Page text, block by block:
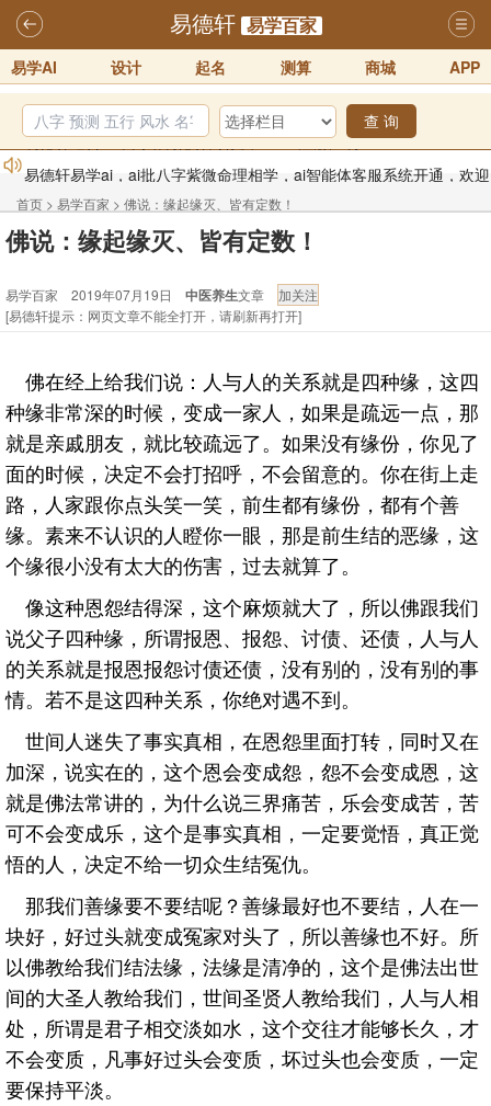
易德轩 易学百家
易学AI 设计 起名 测算 商城 APP
查 询
易德轩易学ai，ai批八字紫微命理相学，ai智能体客服系统开通，欢迎
体验！！
2025-07-01
易德轩网重构及升能完成，欢迎大家来体验新程序及感觉！！
2026年化太岁锦囊属马、鼠、牛、龙、兔、狗、鸡生肖化太岁开始预
订！！
2025-10-01
易德轩首席风水大师铁笔居士简介！！
2021-9-2
易德轩通告：本网站易德轩商标及LOGO注册声明
2021-9-7
首页 > 易学百家 > 佛说：缘起缘灭、皆有定数！
佛说：缘起缘灭、皆有定数！
易学百家 2019年07月19日 中医养生文章
[易德轩提示：网页文章不能全打开，请刷新再打开]
佛在经上给我们说：人与人的关系就是四种缘，这四
种缘非常深的时候，变成一家人，如果是疏远一点，那
就是亲戚朋友，就比较疏远了。如果没有缘份，你见了
面的时候，决定不会打招呼，不会留意的。你在街上走
路，人家跟你点头笑一笑，前生都有缘份，都有个善
缘。素来不认识的人瞪你一眼，那是前生结的恶缘，这
个缘很小没有太大的伤害，过去就算了。
像这种恩怨结得深，这个麻烦就大了，所以佛跟我们
说父子四种缘，所谓报恩、报怨、讨债、还债，人与人
的关系就是报恩报怨讨债还债，没有别的，没有别的事
情。若不是这四种关系，你绝对遇不到。
世间人迷失了事实真相，在恩怨里面打转，同时又在
加深，说实在的，这个恩会变成怨，怨不会变成恩，这
就是佛法常讲的，为什么说三界痛苦，乐会变成苦，苦
可不会变成乐，这个是事实真相，一定要觉悟，真正觉
悟的人，决定不给一切众生结冤仇。
那我们善缘要不要结呢？善缘最好也不要结，人在一
块好，好过头就变成冤家对头了，所以善缘也不好。所
以佛教给我们结法缘，法缘是清净的，这个是佛法出世
间的大圣人教给我们，世间圣贤人教给我们，人与人相
处，所谓是君子相交淡如水，这个交往才能够长久，才
不会变质，凡事好过头会变质，坏过头也会变质，一定
要保持平淡。